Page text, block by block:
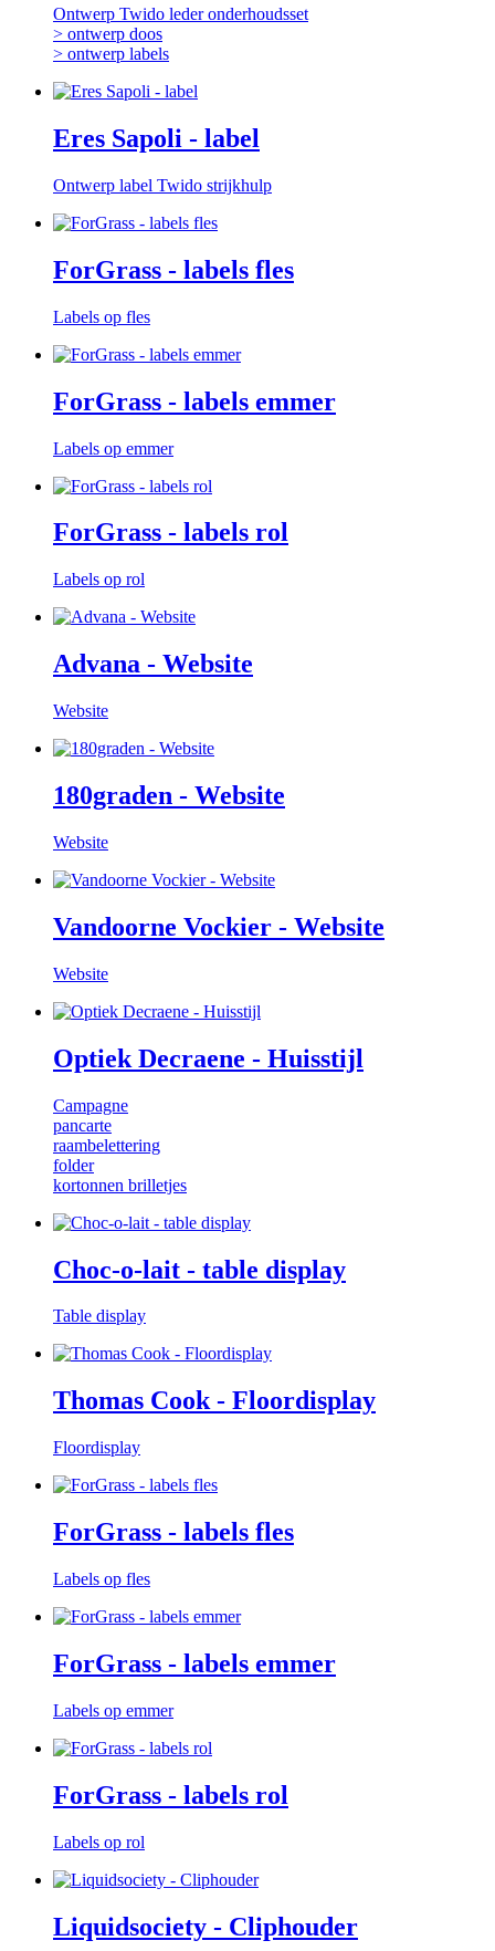
Ontwerp Twido leder onderhoudsset
> ontwerp doos
> ontwerp labels
Eres Sapoli - label
Ontwerp label Twido strijkhulp
ForGrass - labels fles
Labels op fles
ForGrass - labels emmer
Labels op emmer
ForGrass - labels rol
Labels op rol
Advana - Website
Website
180graden - Website
Website
Vandoorne Vockier - Website
Website
Optiek Decraene - Huisstijl
Campagne
pancarte
raambelettering
folder
kortonnen brilletjes
Choc-o-lait - table display
Table display
Thomas Cook - Floordisplay
Floordisplay
ForGrass - labels fles
Labels op fles
ForGrass - labels emmer
Labels op emmer
ForGrass - labels rol
Labels op rol
Liquidsociety - Cliphouder